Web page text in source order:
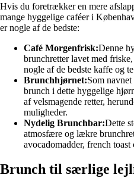
Hvis du foretrækker en mere
mange hyggelige caféer i
er nogle af de bedste:
Café Morgenfrisk:Denne
brunchretter lavet med
nogle af de bedste kaffe og
Brunchhjørnet:Som
brunch i dette hyggelige
af velsmagende retter,
muligheder.
Nydelig Brunchbar:Dette
atmosfære og lækre
avocadomadder, french toast
Brunch til særlige